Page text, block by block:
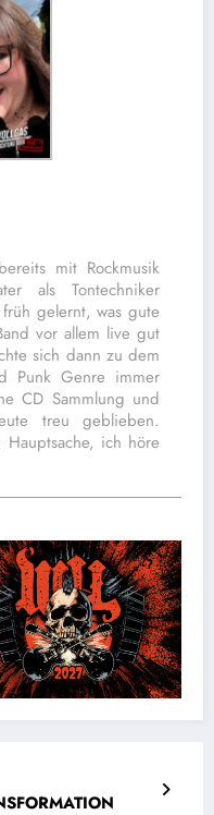
mit Rockmusik
als Tontechniker
gelernt, was gute
vor allem live gut
sich dann zu dem
Punk Genre immer
CD Sammlung und
treu geblieben.
ich höre